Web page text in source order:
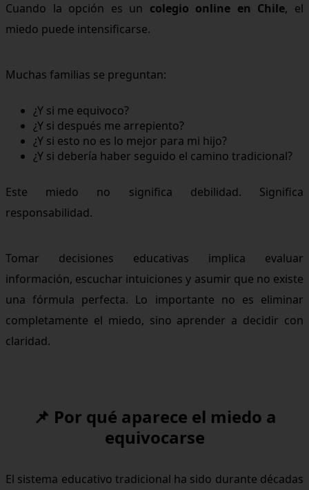
Cuando la opción es un colegio online en Chile, el
miedo puede intensificarse.
Muchas familias se preguntan:
¿Y si me equivoco?
¿Y si después me arrepiento?
¿Y si esto no es lo mejor para mi hijo?
¿Y si debería haber seguido el camino tradicional?
Este miedo no significa debilidad. Significa
responsabilidad.
Tomar decisiones educativas implica evaluar
información, escuchar intuiciones y asumir que no existe
una fórmula perfecta. Lo importante no es eliminar
completamente el miedo, sino aprender a decidir con
claridad.
📌 Por qué aparece el miedo a
equivocarse
El sistema educativo tradicional ha sido durante décadas